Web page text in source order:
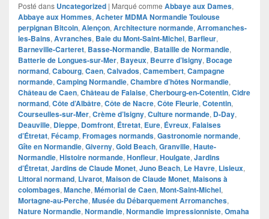
Posté dans Uncategorized | Marqué comme Abbaye aux Dames,
Abbaye aux Hommes, Acheter MDMA Normandie Toulouse
perpignan Bitcoin, Alençon, Architecture normande, Arromanches-
les-Bains, Avranches, Baie du Mont-Saint-Michel, Barfleur,
Barneville-Carteret, Basse-Normandie, Bataille de Normandie,
Batterie de Longues-sur-Mer, Bayeux, Beurre d’Isigny, Bocage
normand, Cabourg, Caen, Calvados, Camembert, Campagne
normande, Camping Normandie, Chambre d’hôtes Normandie,
Château de Caen, Château de Falaise, Cherbourg-en-Cotentin, Cidre
normand, Côte d’Albâtre, Côte de Nacre, Côte Fleurie, Cotentin,
Courseulles-sur-Mer, Crème d’Isigny, Culture normande, D-Day,
Deauville, Dieppe, Domfront, Étretat, Eure, Évreux, Falaises
d’Étretat, Fécamp, Fromages normands, Gastronomie normande,
Gîte en Normandie, Giverny, Gold Beach, Granville, Haute-
Normandie, Histoire normande, Honfleur, Houlgate, Jardins
d’Étretat, Jardins de Claude Monet, Juno Beach, Le Havre, Lisieux,
Littoral normand, Livarot, Maison de Claude Monet, Maisons à
colombages, Manche, Mémorial de Caen, Mont-Saint-Michel,
Mortagne-au-Perche, Musée du Débarquement Arromanches,
Nature Normandie, Normandie, Normandie impressionniste, Omaha